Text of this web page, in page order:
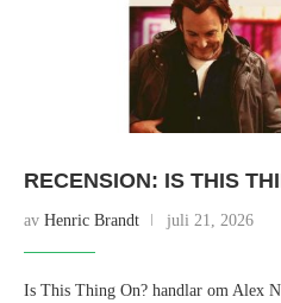
RECENSION: IS THIS
av Henric Brandt juli 21, 2026
Is This Thing On? handlar om Alex